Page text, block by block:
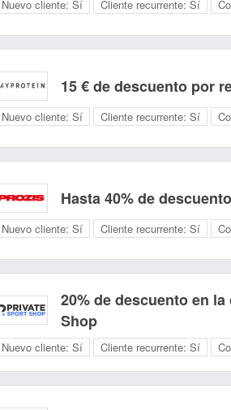
Nuevo cliente: Sí Cliente recurrente: Sí
15 € de descuento por
Nuevo cliente: Sí Cliente recurrente: Sí
Hasta 40% de
Nuevo cliente: Sí Cliente recurrente: Sí
20% de descuento en
Shop
Nuevo cliente: Sí Cliente recurrente: Sí